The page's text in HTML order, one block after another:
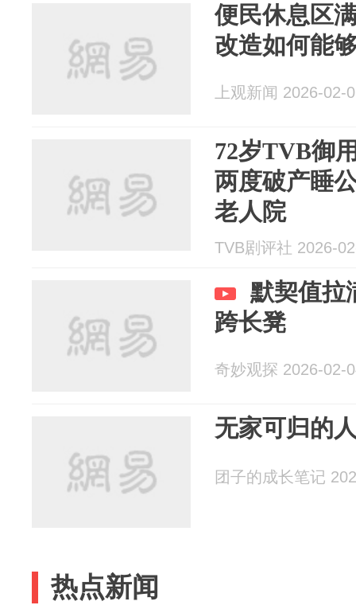
便民休息区
改造如何能
上观新闻 2026-02-
72岁TVB御
两度破产睡
老人院
TVB剧评社 2026-
默契值拉
跨长凳
奇妙观探 2026-02-
无家可归的
团子的成长笔记
热点新闻